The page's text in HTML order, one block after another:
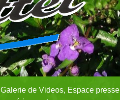
Galerie de Videos, Espace presse